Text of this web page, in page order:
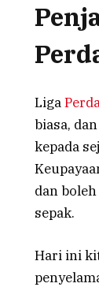
Liga
biasa,
kepada
dan
sepak.
Hari ini